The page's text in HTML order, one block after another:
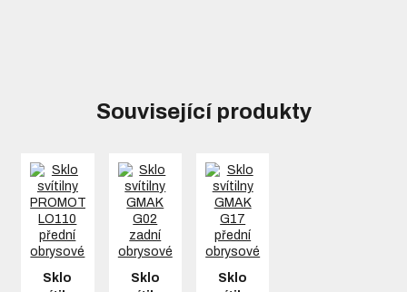
Související produkty
Sklo
Sklo
Sklo